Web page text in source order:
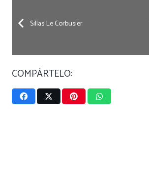
Sillas Le Corbusier
COMPÁRTELO: